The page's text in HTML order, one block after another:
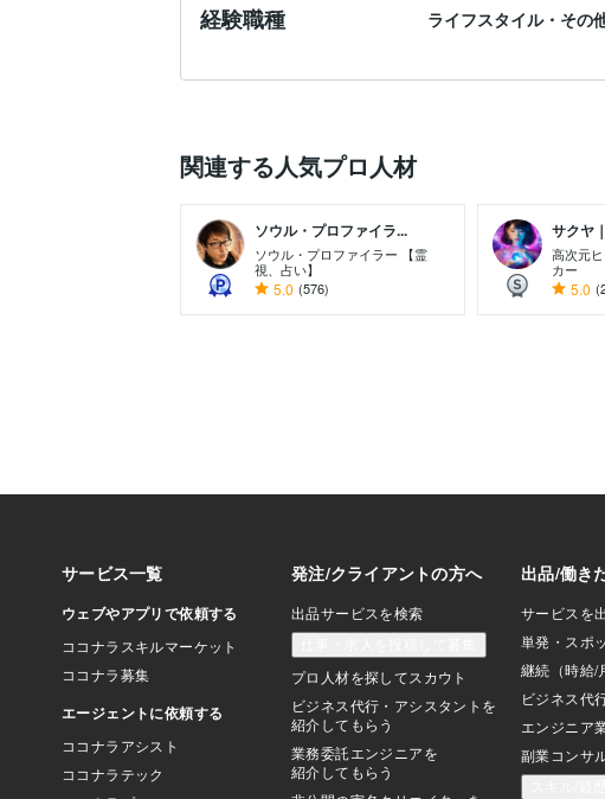
経験職種 ライフスタイル・その
関連する人気プロ人材
ソウル・プロファイラ...
ソウル・プロファイラー 【霊
視、占い】
5.0 (576)
サクヤ
高次元
カー
5.0